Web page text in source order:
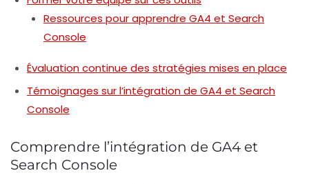
Ressources pour apprendre GA4 et Search
Console
Évaluation continue des stratégies mises en place
Témoignages sur l’intégration de GA4 et Search
Console
Comprendre l’intégration de GA4 et
Search Console